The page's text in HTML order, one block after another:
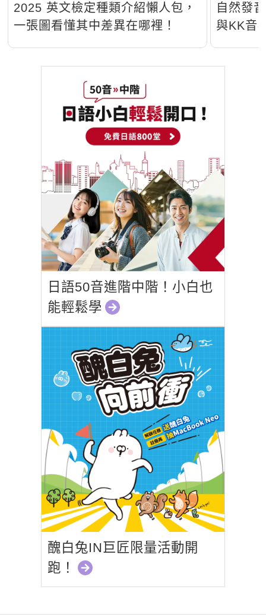
2025 英文檢定種類介紹懶人包，
一張圖看懂其中差異在哪裡！
自然發
與KK音
日語50音進階中階！小白也
能輕鬆學
醜白兔IN巨匠限量活動開
跑！